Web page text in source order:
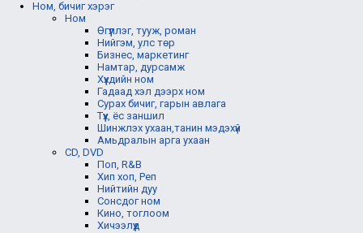
Ном, бичиг хэрэг
Ном
Өгүүллэг, тууж, роман
Нийгэм, улс төр
Бизнес, маркетинг
Намтар, дурсамж
Хүүхдийн ном
Гадаад хэл дээрх ном
Сурах бичиг, гарын авлага
Түүх, ёс заншил
Шинжлэх ухаан,танин мэдэхүй
Амьдралын арга ухаан
CD, DVD
Поп, R&B
Хип хоп, Реп
Нийтийн дуу
Сонсдог ном
Кино, тоглоом
Хичээлүүд